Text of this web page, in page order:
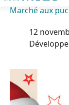
Marché aux
12